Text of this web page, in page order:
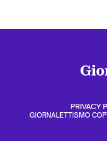
PRIVACY
GIORNALETTISMO